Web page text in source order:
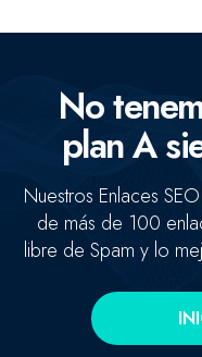
No
plan A
Nuestros Enlaces
de más de 100
libre de Spam y lo